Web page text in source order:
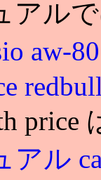
アル
aw-
price
アル